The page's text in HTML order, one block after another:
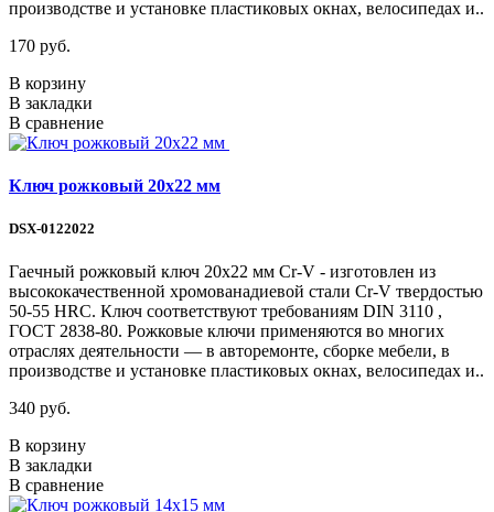
производстве и установке пластиковых окнах, велосипедах и..
170 руб.
В корзину
В закладки
В сравнение
Ключ рожковый 20х22 мм
DSX-0122022
Гаечный рожковый ключ 20х22 мм Cr-V - изготовлен из
высококачественной хромованадиевой стали Cr-V твердостью
50-55 HRС. Ключ соответствуют требованиям DIN 3110 ,
ГОСТ 2838-80. Рожковые ключи применяются во многих
отраслях деятельности — в авторемонте, сборке мебели, в
производстве и установке пластиковых окнах, велосипедах и..
340 руб.
В корзину
В закладки
В сравнение